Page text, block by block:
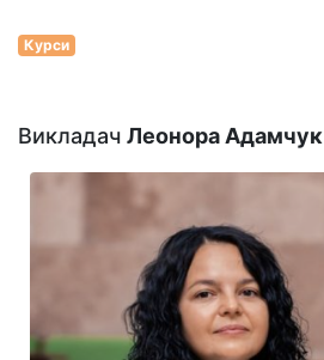
Курси
Викладач Леонора Адамчук